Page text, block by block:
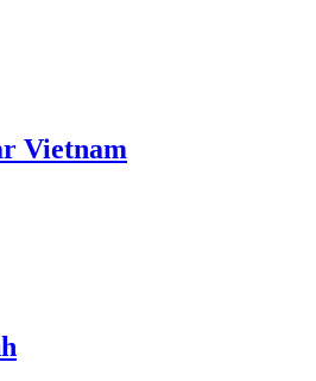
Vietnam